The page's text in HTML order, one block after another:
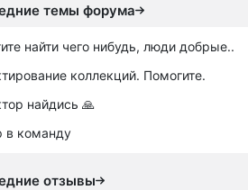
темы форума
найти чего нибудь, люди добрые..
коллекций. Помогите.
найдись 🙏
в команду
отзывы